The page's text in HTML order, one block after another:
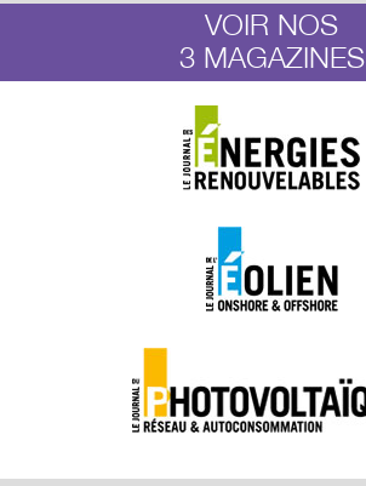
VOIR NOS
3 MAGAZINES